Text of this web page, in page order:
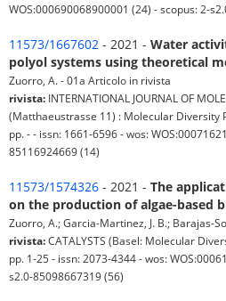
WOS:000690068900001 (24) - scopus: 2-
11573/1667602 - 2021 - Water
polyol systems using theoretical
Zuorro, A. - 01a Articolo in rivista
rivista: INTERNATIONAL JOURNAL OF
(Matthaeustrasse 11) : Molecular Diversity
pp. - - issn: 1661-6596 - wos:
85116924669 (14)
11573/1574326 - 2021 - The
on the production of algae-based
Zuorro, A.; Garcia-Martinez, J. B.; Barajas-
rivista:CATALYSTS (Basel: Molecular
pp. 1-25 - issn: 2073-4344 - wos:
s2.0-85098667319 (56)